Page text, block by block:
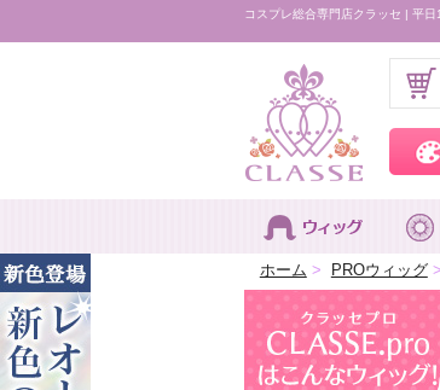
コスプレ総合専門店クラッセ | 平
ホーム > PROウィッグ >